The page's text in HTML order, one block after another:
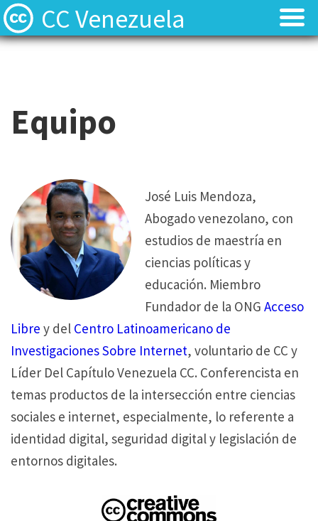
CC Venezuela
Contacto y Preguntas
Contacto y Preguntas
Equipo
José Luis Mendoza,
Abogado venezolano, con
estudios de maestría en
ciencias políticas y
educación. Miembro
Fundador de la ONG Acceso
Libre y del Centro Latinoamericano de
Investigaciones Sobre Internet, voluntario de CC y
Líder Del Capítulo Venezuela CC. Conferencista en
temas productos de la intersección entre ciencias
sociales e internet, especialmente, lo referente a
identidad digital, seguridad digital y legislación de
entornos digitales.